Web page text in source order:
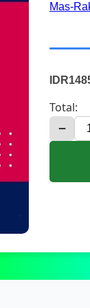
Mas-
Total:
−